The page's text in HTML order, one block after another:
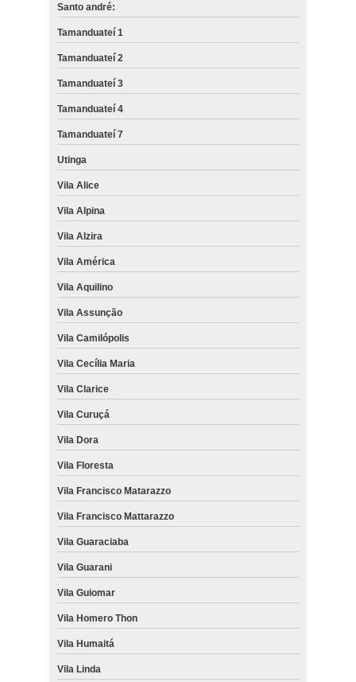
Santo andré:
Tamanduateí 1
Tamanduateí 2
Tamanduateí 3
Tamanduateí 4
Tamanduateí 7
Utinga
Vila Alice
Vila Alpina
Vila Alzira
Vila América
Vila Aquilino
Vila Assunção
Vila Camilópolis
Vila Cecília Maria
Vila Clarice
Vila Curuçá
Vila Dora
Vila Floresta
Vila Francisco Matarazzo
Vila Francisco Mattarazzo
Vila Guaraciaba
Vila Guarani
Vila Guiomar
Vila Homero Thon
Vila Humaitá
Vila Linda